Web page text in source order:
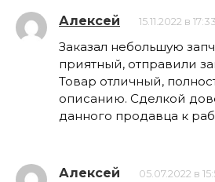
Алексей 15.11.2022 в 17:33
Заказал небольшую
приятный, отправили
Товар отличный,
описанию. Сделкой
данного продавца к
Алексей 05.07.2022 в